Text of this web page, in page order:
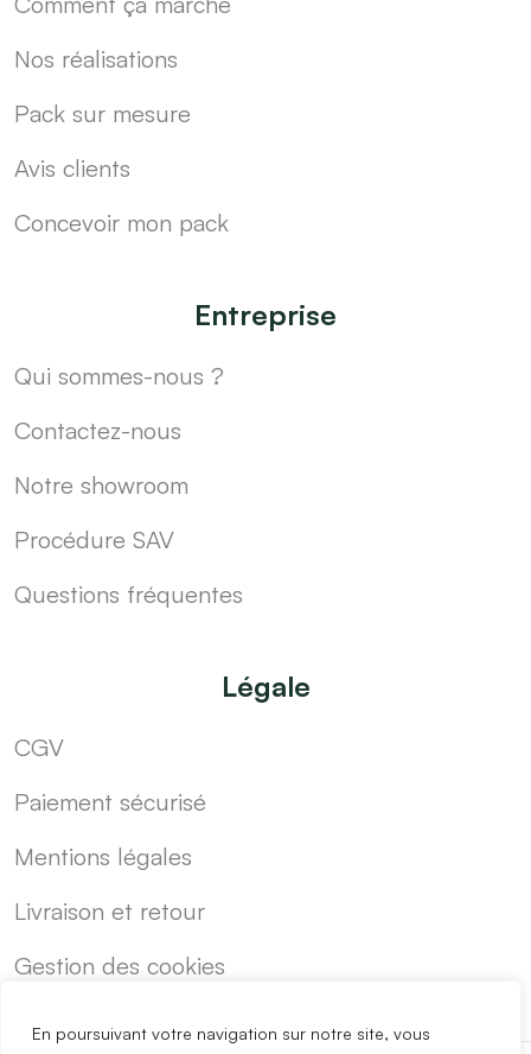
En poursuivant votre navigation sur notre site, vous
Nos réalisations
Pack sur mesure
Avis clients
Concevoir mon pack
Entreprise
Qui sommes-nous ?
Contactez-nous
Notre showroom
Procédure SAV
Questions fréquentes
Légale
CGV
Paiement sécurisé
Mentions légales
Livraison et retour
Gestion des cookies